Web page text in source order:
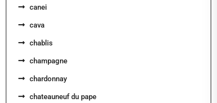
canei
cava
chablis
champagne
chardonnay
chateauneuf du pape